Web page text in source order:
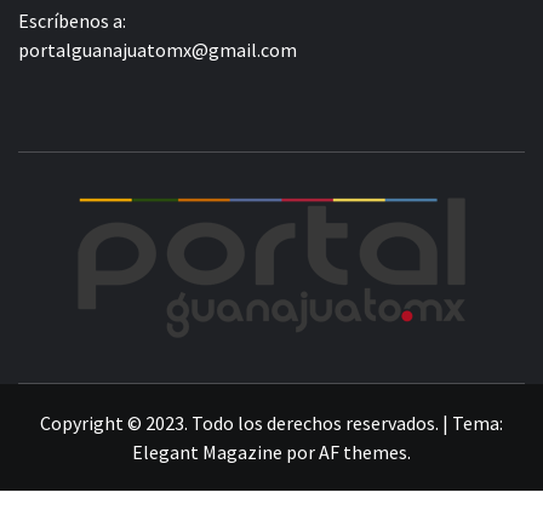
Escríbenos a:
portalguanajuatomx@gmail.com
Copyright © 2023. Todo los derechos reservados. | Tema:
Elegant Magazine porAF themes.